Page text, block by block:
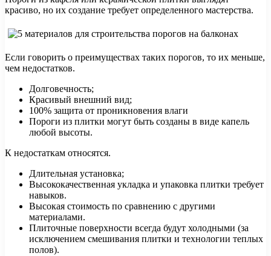
красиво, но их создание требует определенного мастерства.
Если говорить о преимуществах таких порогов, то их меньше,
чем недостатков.
Долговечность;
Красивый внешний вид;
100% защита от проникновения влаги
Пороги из плитки могут быть созданы в виде капель
любой высоты.
К недостаткам относятся.
Длительная установка;
Высококачественная укладка и упаковка плитки требует
навыков.
Высокая стоимость по сравнению с другими
материалами.
Плиточные поверхности всегда будут холодными (за
исключением смешивания плитки и технологии теплых
полов).